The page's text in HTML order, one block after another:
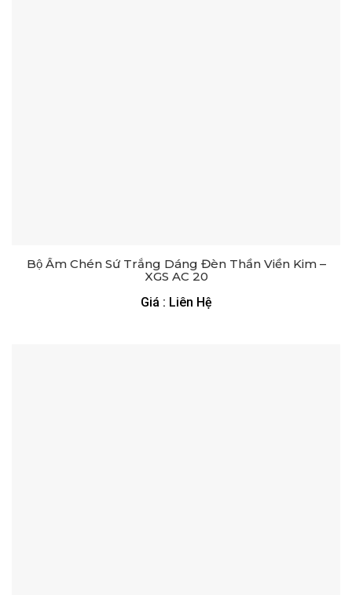
Bộ Ấm Chén Sứ Trắng Dáng Đèn Thần Viền Kim –
XGS AC 20
Giá : Liên Hệ